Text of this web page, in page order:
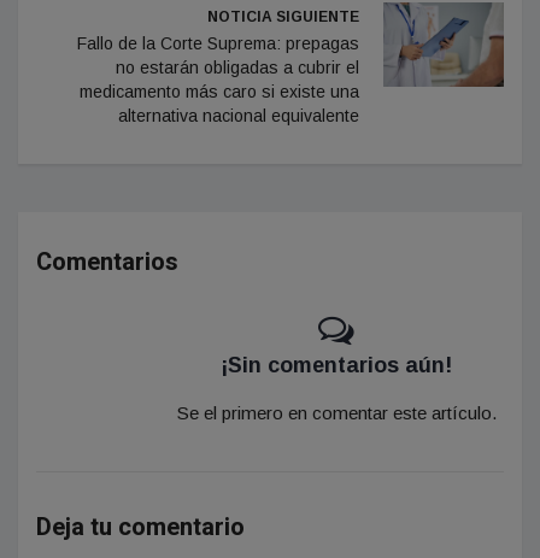
NOTICIA SIGUIENTE
Fallo de la Corte Suprema: prepagas
no estarán obligadas a cubrir el
medicamento más caro si existe una
alternativa nacional equivalente
Comentarios
¡Sin comentarios aún!
Se el primero en comentar este artículo.
Deja tu comentario